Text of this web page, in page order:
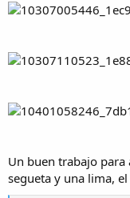
Un buen trabajo para
segueta y una lima,